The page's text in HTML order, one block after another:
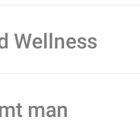
Wellness
man